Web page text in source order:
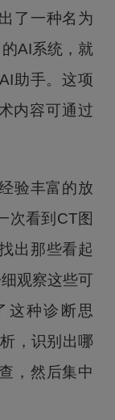
了一种名为
AI系统，就
助手。这项
内容可通过
验丰富的放
次看到CT图
出那些看起
观察这些可
这种诊断思
，识别出哪
，然后集中